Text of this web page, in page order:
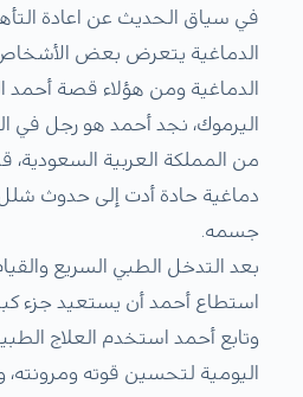
في سياق الحديث عن اعادة
الدماغية يتعرض بعض
الدماغية ومن هؤلاء قصة أحمد
اليرموك، نجد أحمد هو رجل
من المملكة العربية
دماغية حادة أدت إلى حدوث
جسمه.
بعد التدخل الطبي السريع
استطاع أحمد أن يستعيد جزء
وتابع أحمد استخدم العلاج
اليومية لتحسين قوته